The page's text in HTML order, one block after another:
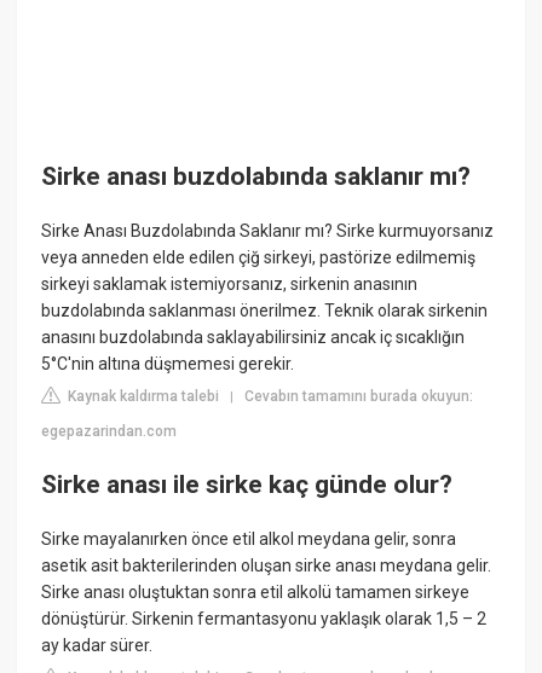
Sirke anası buzdolabında saklanır mı?
Sirke Anası Buzdolabında Saklanır mı? Sirke kurmuyorsanız
veya anneden elde edilen çiğ sirkeyi, pastörize edilmemiş
sirkeyi saklamak istemiyorsanız, sirkenin anasının
buzdolabında saklanması önerilmez. Teknik olarak sirkenin
anasını buzdolabında saklayabilirsiniz ancak iç sıcaklığın
5°C'nin altına düşmemesi gerekir.
Kaynak kaldırma talebi |Cevabın tamamını burada okuyun:
egepazarindan.com
Sirke anası ile sirke kaç günde olur?
Sirke mayalanırken önce etil alkol meydana gelir, sonra
asetik asit bakterilerinden oluşan sirke anası meydana gelir.
Sirke anası oluştuktan sonra etil alkolü tamamen sirkeye
dönüştürür. Sirkenin fermantasyonu yaklaşık olarak 1,5 – 2
ay kadar sürer.